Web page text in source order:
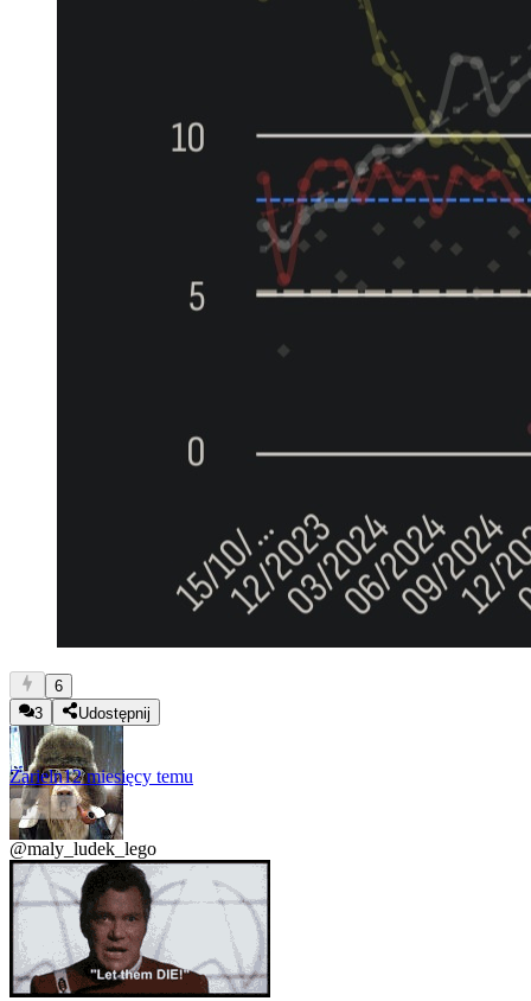
6
3
Udostępnij
Zarieln12 miesięcy temu
0
@maly_ludek_lego